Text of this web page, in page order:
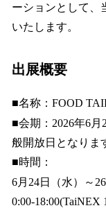
ーションとして、
いたします。
出展概要
■名称：FOOD
■会期：2026年6
般開放日となりま
■時間：
6月24日（水）～
0:00-18:00(TaiNEX